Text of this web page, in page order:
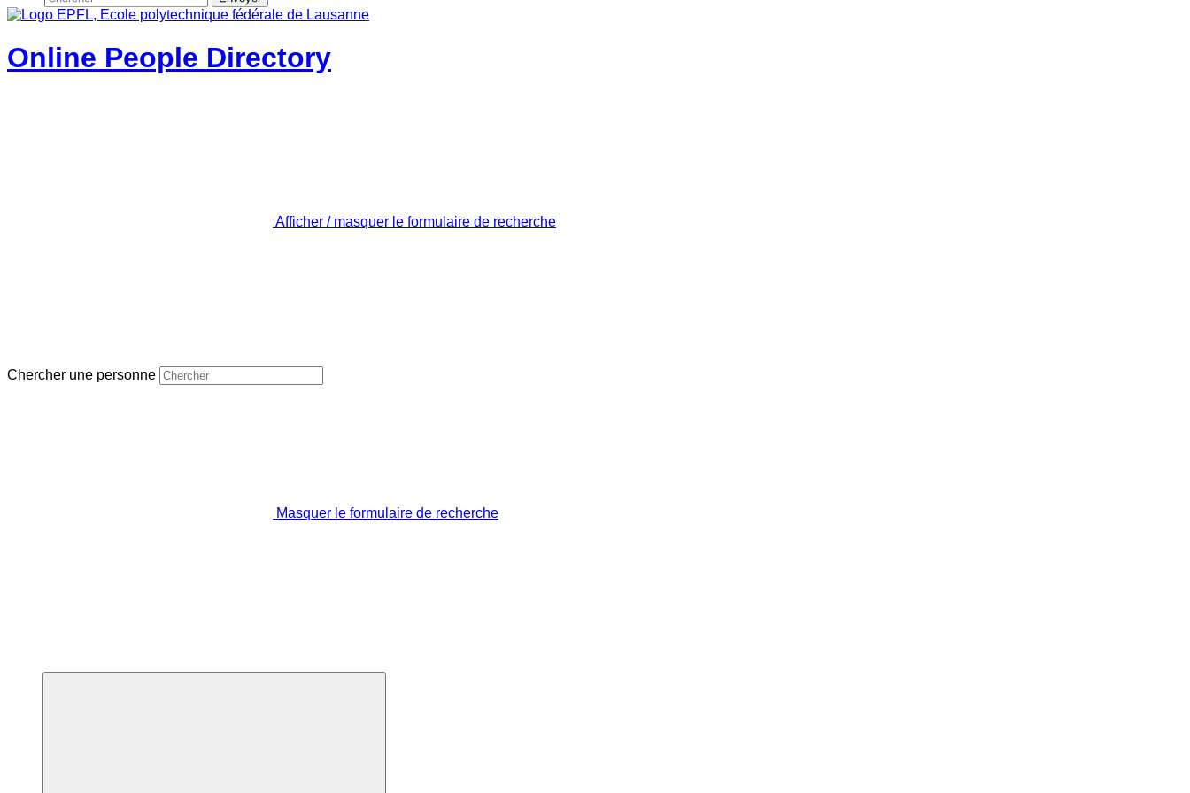
Online People Directory
Afficher / masquer le formulaire de recherche
Chercher une personne
Masquer le formulaire de recherche